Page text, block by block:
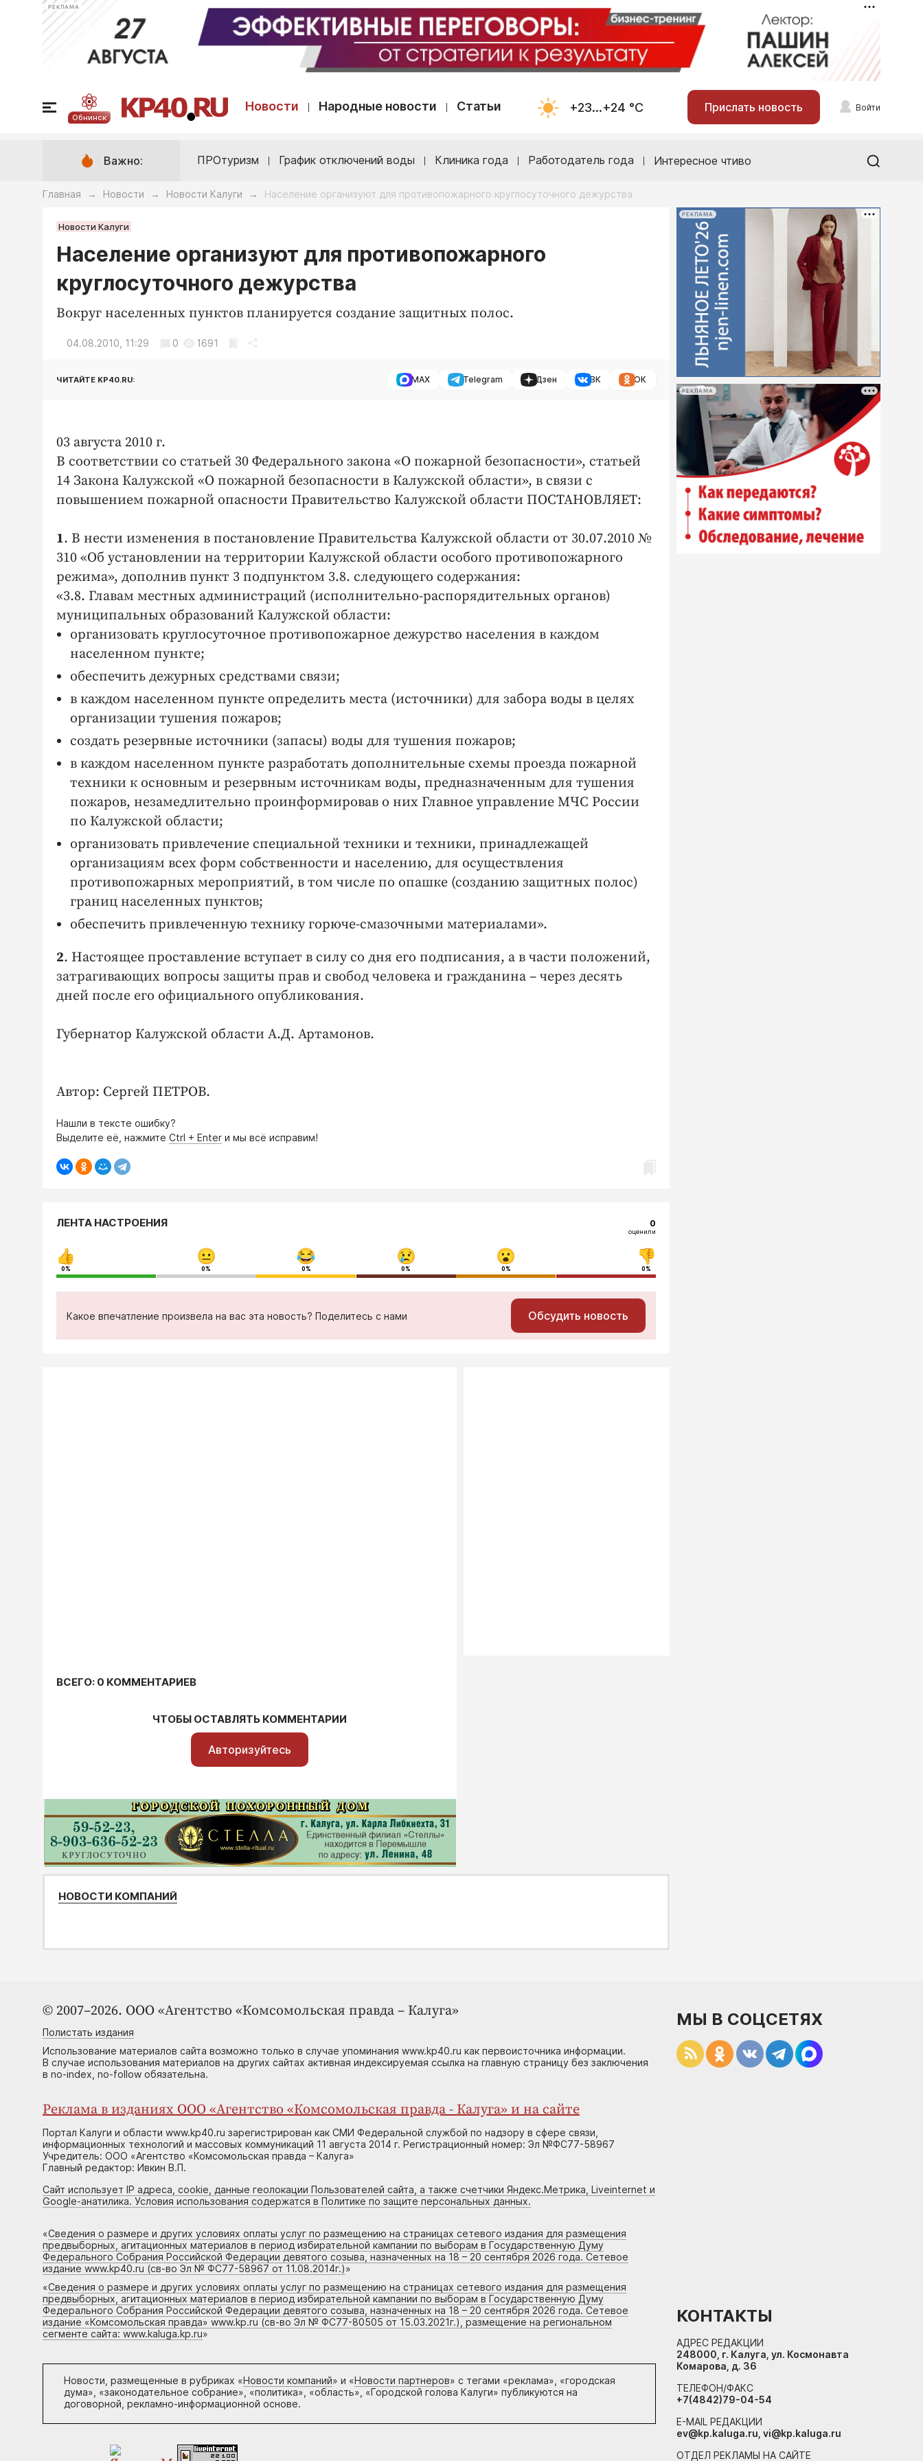
РЕКЛАМА
Обнинск
Новости Народные новости Статьи +23...+24 °С Прислать новость Войти
Важно: ПРОтуризм График отключений воды Клиника года Работодатель года Интересное чтиво
Главная → Новости → Новости Калуги → Население организуют для противопожарного круглосуточного дежурства
Новости Калуги
Население организуют для противопожарного
круглосуточного дежурства
Вокруг населенных пунктов планируется создание защитных полос.
04.08.2010, 11:29 0 1691
ЧИТАЙТЕ KP40.RU: MAX Telegram Дзен ВК ОК
03 августа 2010 г.
В соответствии со статьей 30 Федерального закона «О пожарной безопасности», статьей
14 Закона Калужской «О пожарной безопасности в Калужской области», в связи с
повышением пожарной опасности Правительство Калужской области ПОСТАНОВЛЯЕТ:
1. В нести изменения в постановление Правительства Калужской области от 30.07.2010 №
310 «Об установлении на территории Калужской области особого противопожарного
режима», дополнив пункт 3 подпунктом 3.8. следующего содержания:
«3.8. Главам местных администраций (исполнительно-распорядительных органов)
муниципальных образований Калужской области:
организовать круглосуточное противопожарное дежурство населения в каждом
населенном пункте;
обеспечить дежурных средствами связи;
в каждом населенном пункте определить места (источники) для забора воды в целях
организации тушения пожаров;
создать резервные источники (запасы) воды для тушения пожаров;
в каждом населенном пункте разработать дополнительные схемы проезда пожарной
техники к основным и резервным источникам воды, предназначенным для тушения
пожаров, незамедлительно проинформировав о них Главное управление МЧС России
по Калужской области;
организовать привлечение специальной техники и техники, принадлежащей
организациям всех форм собственности и населению, для осуществления
противопожарных мероприятий, в том числе по опашке (созданию защитных полос)
границ населенных пунктов;
обеспечить привлеченную технику горюче-смазочными материалами».
2. Настоящее проставление вступает в силу со дня его подписания, а в части положений,
затрагивающих вопросы защиты прав и свобод человека и гражданина – через десять
дней после его официального опубликования.
Губернатор Калужской области А.Д. Артамонов.
Автор: Сергей ПЕТРОВ.
Нашли в тексте ошибку?
Выделите её, нажмите Ctrl + Enter и мы всё исправим!
РЕКЛАМА
РЕКЛАМА
ЛЕНТА НАСТРОЕНИЯ 0
оценили
0% 0% 0% 0% 0% 0%
Какое впечатление произвела на вас эта новость? Поделитесь с нами Обсудить новость
ВСЕГО: 0 КОММЕНТАРИЕВ
ЧТОБЫ ОСТАВЛЯТЬ КОММЕНТАРИИ
Авторизуйтесь
НОВОСТИ КОМПАНИЙ
© 2007–2026. ООО «Агентство «Комсомольская правда – Калуга»
Полистать издания
Использование материалов сайта возможно только в случае упоминания www.kp40.ru как первоисточника информации.
В случае использования материалов на других сайтах активная индексируемая ссылка на главную страницу без заключения
в no-index, no-follow обязательна.
Реклама в изданиях ООО «Агентство «Комсомольская правда - Калуга» и на сайте
Портал Калуги и области www.kp40.ru зарегистрирован как СМИ Федеральной службой по надзору в сфере связи,
информационных технологий и массовых коммуникаций 11 августа 2014 г. Регистрационный номер: Эл №ФС77-58967
Учредитель: ООО «Агентство «Комсомольская правда – Калуга»
Главный редактор: Ивкин В.П.
Сайт использует IP адреса, cookie, данные геолокации Пользователей сайта, а также счетчики Яндекс.Метрика, Liveinternet и
Google-анатилика. Условия использования содержатся в Политике по защите персональных данных.
«Сведения о размере и других условиях оплаты услуг по размещению на страницах сетевого издания для размещения
предвыборных, агитационных материалов в период избирательной кампании по выборам в Государственную Думу
Федерального Собрания Российской Федерации девятого созыва, назначенных на 18 – 20 сентября 2026 года. Сетевое
издание www.kp40.ru (св-во Эл № ФС77-58967 от 11.08.2014г.)»
«Сведения о размере и других условиях оплаты услуг по размещению на страницах сетевого издания для размещения
предвыборных, агитационных материалов в период избирательной кампании по выборам в Государственную Думу
Федерального Собрания Российской Федерации девятого созыва, назначенных на 18 – 20 сентября 2026 года. Сетевое
издание «Комсомольская правда» www.kp.ru (св-во Эл № ФС77-80505 от 15.03.2021г.), размещение на региональном
сегменте сайта: www.kaluga.kp.ru»
Новости, размещенные в рубриках «Новости компаний» и «Новости партнеров» с тегами «реклама», «городская
дума», «законодательное собрание», «политика», «область», «Городской голова Калуги» публикуются на
договорной, рекламно-информационной основе.
МЫ В СОЦСЕТЯХ
КОНТАКТЫ
АДРЕС РЕДАКЦИИ
248000, г. Калуга, ул. Космонавта
Комарова, д. 36
ТЕЛЕФОН/ФАКС
+7(4842)79-04-54
E-MAIL РЕДАКЦИИ
ev@kp.kaluga.ru, vi@kp.kaluga.ru
ОТДЕЛ РЕКЛАМЫ НА САЙТЕ